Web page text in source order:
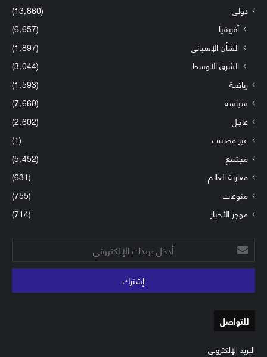
دولي
(13٬860)
أفريقيا
(6٬657)
الشأن الإسباني
(1٬897)
الشرق الأوسط
(3٬044)
رياضة
(1٬593)
سياسة
(7٬669)
عاجل
(2٬602)
غير مصنف
(1)
مجتمع
(5٬452)
مغاربة العالم
(631)
منوعات
(755)
موجز الأخبار
(714)
أدخل
بريدك
الإلكتروني
للتواصل
البريد الإلكتروني